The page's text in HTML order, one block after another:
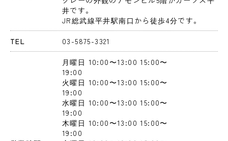
井です。
JR総武線平井駅南口から徒歩4分です。
TEL 03-5875-3321
月曜日 10:00〜13:00 15:00〜
19:00
火曜日 10:00〜13:00 15:00〜
19:00
水曜日 10:00〜13:00 15:00〜
19:00
木曜日 10:00〜13:00 15:00〜
19:00